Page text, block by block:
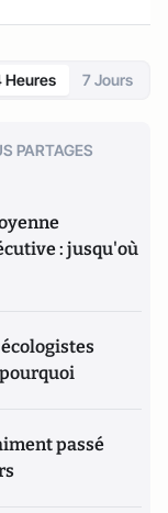
Heures 7 Jours
PARTAGES
: jusqu'où
passé